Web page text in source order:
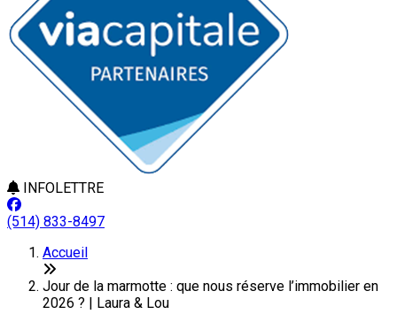
INFOLETTRE
(514) 833-8497
Accueil
Jour de la marmotte : que nous réserve l’immobilier en
2026 ? | Laura & Lou